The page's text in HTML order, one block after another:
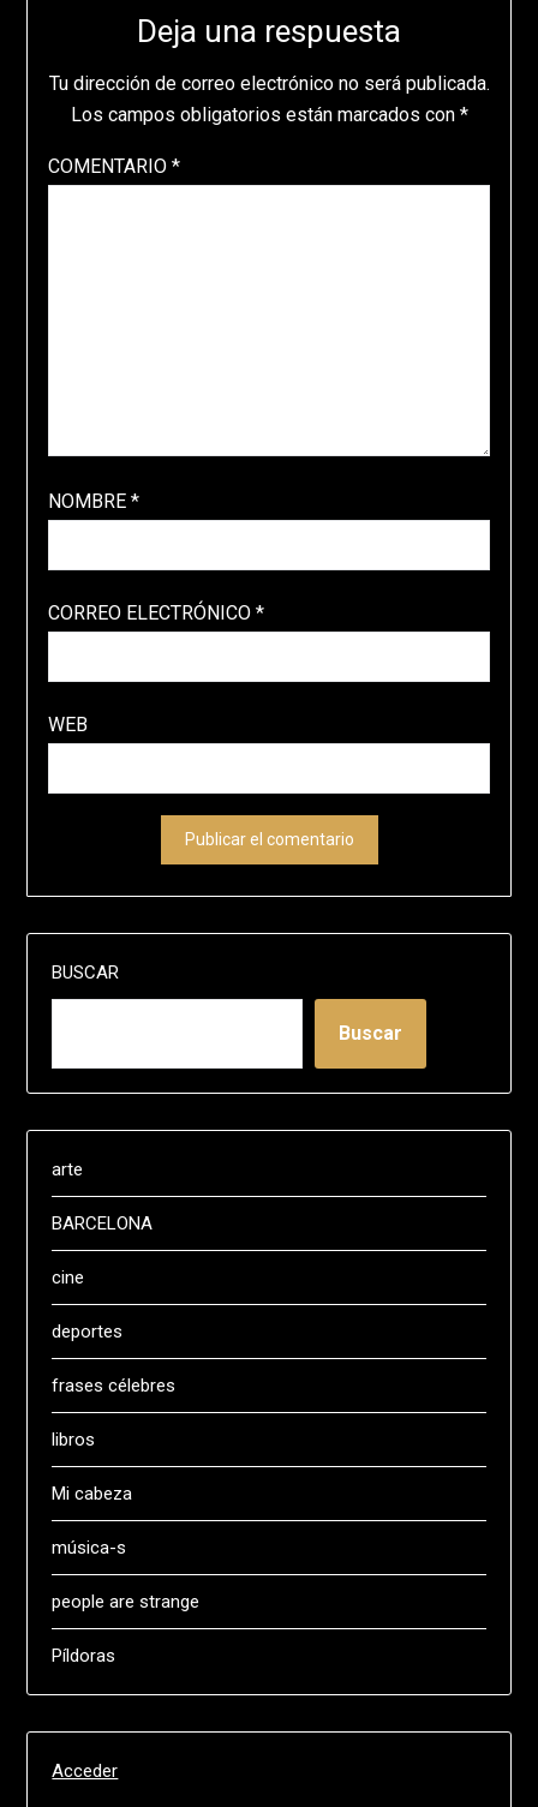
Deja una respuesta
Tu dirección de correo electrónico no será publicada.
Los campos obligatorios están marcados con *
COMENTARIO *
NOMBRE *
CORREO ELECTRÓNICO *
WEB
BUSCAR
Buscar
arte
BARCELONA
cine
deportes
frases célebres
libros
Mi cabeza
música-s
people are strange
Píldoras
Acceder